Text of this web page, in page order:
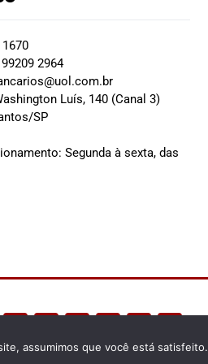
2964
Luís, 140 (Canal 3)
SP
Segunda à sexta, das
assumimos que você está satisfeito.